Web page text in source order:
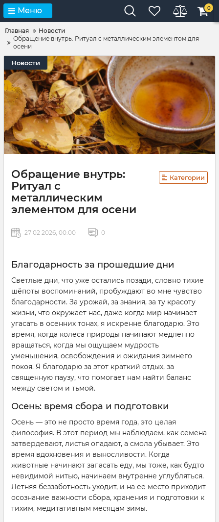
Меню 0
Главная
Новости
Обращение внутрь: Ритуал с металлическим элементом для
осени
Новости
Обращение внутрь:
Ритуал с
металлическим
элементом для осени
Категории
27 02 2026, 00:00 0
Благодарность за прошедшие дни
Светлые дни, что уже остались позади, словно тихие
шёпоты воспоминаний, пробуждают во мне чувство
благодарности. За урожай, за знания, за ту красоту
жизни, что окружает нас, даже когда мир начинает
угасать в осенних тонах, я искренне благодарю. Это
время, когда колеса природы начинают медленно
вращаться, когда мы ощущаем мудрость
уменьшения, освобождения и ожидания зимнего
покоя. Я благодарю за этот краткий отдых, за
священную паузу, что помогает нам найти баланс
между светом и тьмой.
Осень: время сбора и подготовки
Осень — это не просто время года, это целая
философия. В этот период мы наблюдаем, как семена
затвердевают, листья опадают, а смола убывает. Это
время вдохновения и выносливости. Когда
животные начинают запасать еду, мы тоже, как будто
невидимой нитью, начинаем внутренне углубляться.
Летняя беззаботность уходит, и на её место приходит
осознание важности сбора, хранения и подготовки к
тихим, медитативным месяцам зимы.